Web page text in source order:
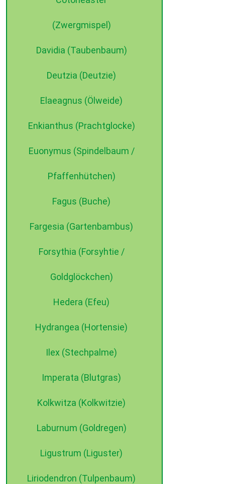
(Zwergmispel)
Davidia (Taubenbaum)
Deutzia (Deutzie)
Elaeagnus (Ölweide)
Enkianthus (Prachtglocke)
Euonymus (Spindelbaum /
Pfaffenhütchen)
Fagus (Buche)
Fargesia (Gartenbambus)
Forsythia (Forsyhtie /
Goldglöckchen)
Hedera (Efeu)
Hydrangea (Hortensie)
Ilex (Stechpalme)
Imperata (Blutgras)
Kolkwitza (Kolkwitzie)
Laburnum (Goldregen)
Ligustrum (Liguster)
Liriodendron (Tulpenbaum)